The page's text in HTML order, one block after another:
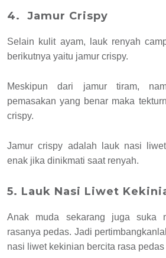
4. Jamur Crispy
Selain kulit ayam, lauk renyah
berikutnya yaitu jamur crispy.
Meskipun dari jamur tiram,
pemasakan yang benar maka
crispy.
Jamur crispy adalah lauk nasi
enak jika dinikmati saat renyah.
5. Lauk Nasi Liwet
Anak muda sekarang juga suka
rasanya pedas. Jadi
nasi liwet kekinian bercita rasa